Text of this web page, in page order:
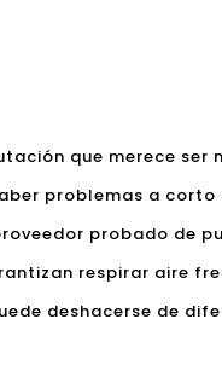
que merece ser
problemas a
probado de
respirar aire
deshacerse de